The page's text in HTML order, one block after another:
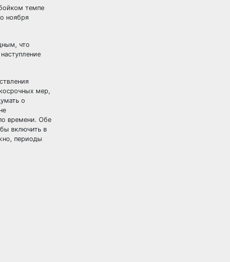
темпе
ноября
что
мер,
о
времени. Обе
включить в
периоды